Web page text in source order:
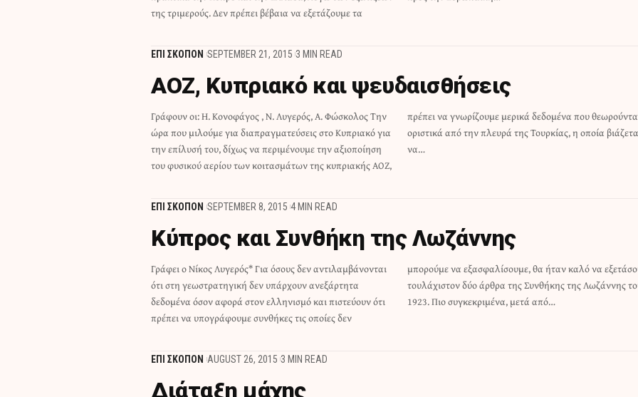
της τριμερούς. Δεν πρέπει βέβαια να εξετάζουμε τα
ΕΠΙ ΣΚΟΠΟΝ SEPTEMBER 21, 2015 3 MIN READ
ΑΟΖ, Κυπριακό και ψευδαισθήσεις
Γράφουν οι: Η. Κονοφάγος , Ν. Λυγερός, Α. Φώσκολος Την
ώρα που μιλούμε για διαπραγματεύσεις στο Κυπριακό για
την επίλυσή του, δίχως να περιμένουμε την αξιοποίηση
του φυσικού αερίου των κοιτασμάτων της κυπριακής ΑΟΖ,
πρέπει να γνωρίζουμε μερικά δεδομένα που θεωρούνται
οριστικά από την πλευρά της Τουρκίας, η οποία βιάζεται
να…
ΕΠΙ ΣΚΟΠΟΝ SEPTEMBER 8, 2015 4 MIN READ
Κύπρος και Συνθήκη της Λωζάννης
Γράφει ο Νίκος Λυγερός* Για όσους δεν αντιλαμβάνονται
ότι στη γεωστρατηγική δεν υπάρχουν ανεξάρτητα
δεδομένα όσον αφορά στον ελληνισμό και πιστεύουν ότι
πρέπει να υπογράφουμε συνθήκες τις οποίες δεν
μπορούμε να εξασφαλίσουμε, θα ήταν καλό να εξετάσουν
τουλάχιστον δύο άρθρα της Συνθήκης της Λωζάννης του
1923. Πιο συγκεκριμένα, μετά από…
ΕΠΙ ΣΚΟΠΟΝ AUGUST 26, 2015 3 MIN READ
Διάταξη μάχης